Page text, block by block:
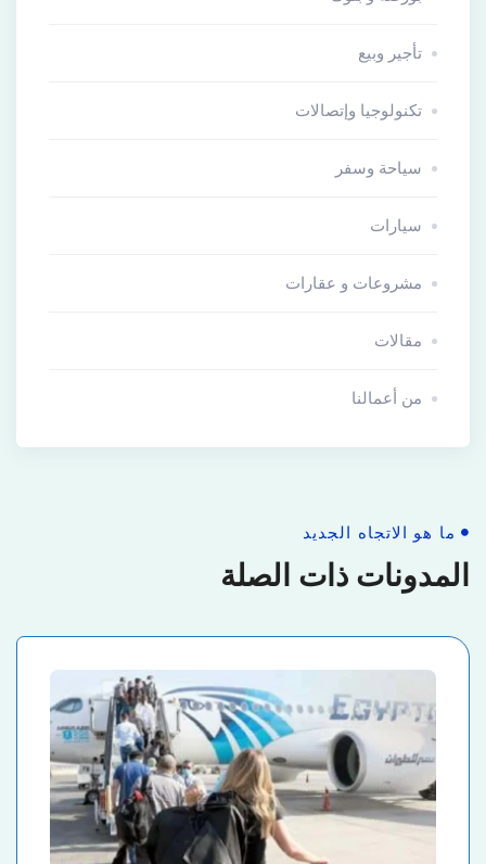
تأجير وبيع
تكنولوجيا وإتصالات
سياحة وسفر
سيارات
مشروعات و عقارات
مقالات
من أعمالنا
ما هو الاتجاه الجديد
المدونات ذات الصلة